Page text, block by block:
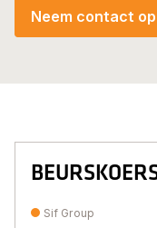
Neem contact op
Sif Group